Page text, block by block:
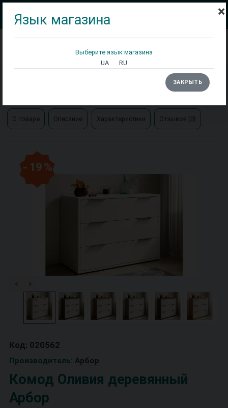
Матрасы
×
Язык магазина
Выберите язык магазина
UA
RU
ЗАКРЫТЬ
О товаре Описание Характеристики Отзывов (0)
- 19 %
Код: 020562
Производитель: Арбор
Комод Оливия деревянный
Арбор